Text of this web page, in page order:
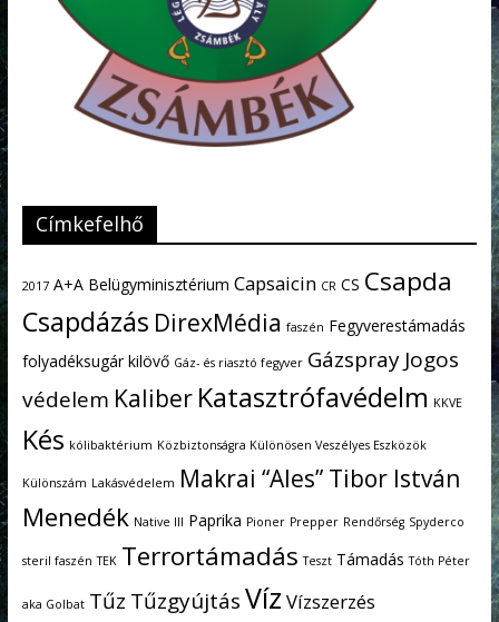
Címkefelhő
2017 A+A Belügyminisztérium Capsaicin CR CS Csapda
Csapdázás DirexMédia faszén Fegyverestámadás
folyadéksugár kilövő Gáz- és riasztó fegyver Gázspray Jogos
védelem Kaliber Katasztrófavédelm KKVE
Kés kólibaktérium Közbiztonságra Különösen Veszélyes Eszközök
Különszám Lakásvédelem Makrai “Ales” Tibor István
Menedék Native III Paprika Pioner Prepper Rendőrség Spyderco
steril faszén TEK Terrortámadás Teszt Támadás Tóth Péter
aka Golbat Tűz TűzgyújtásVíz Vízszerzés